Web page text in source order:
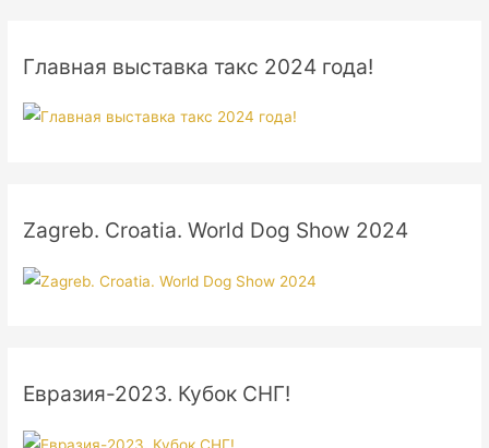
Главная выставка такс 2024 года!
Zagreb. Croatia. World Dog Show 2024
Евразия-2023. Кубок СНГ!